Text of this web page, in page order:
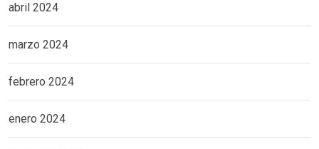
abril 2024
marzo 2024
febrero 2024
enero 2024